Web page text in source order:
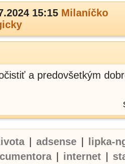
15:15 Milaníčko
a predovšetkým
adsense lipka-
internet